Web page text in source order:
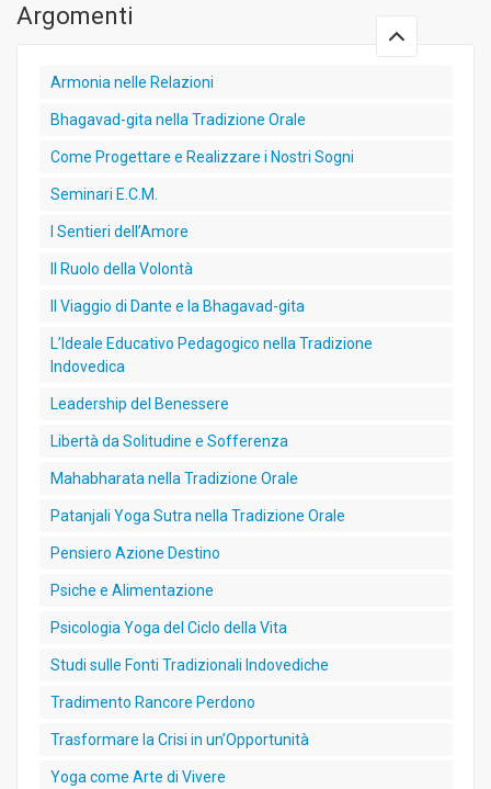
Argomenti
Armonia nelle Relazioni
Bhagavad-gita nella Tradizione Orale
Come Progettare e Realizzare i Nostri Sogni
Seminari E.C.M.
I Sentieri dell’Amore
Il Ruolo della Volontà
Il Viaggio di Dante e la Bhagavad-gita
L’Ideale Educativo Pedagogico nella Tradizione
Indovedica
Leadership del Benessere
Libertà da Solitudine e Sofferenza
Mahabharata nella Tradizione Orale
Patanjali Yoga Sutra nella Tradizione Orale
Pensiero Azione Destino
Psiche e Alimentazione
Psicologia Yoga del Ciclo della Vita
Studi sulle Fonti Tradizionali Indovediche
Tradimento Rancore Perdono
Trasformare la Crisi in un’Opportunità
Yoga come Arte di Vivere